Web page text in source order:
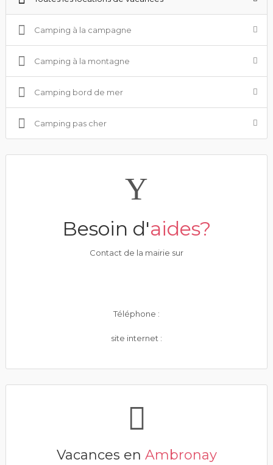
Camping à la campagne
Camping à la montagne
Camping bord de mer
Camping pas cher
Besoin d'aides?
Contact de la mairie sur
Téléphone :
site internet :
Vacances en Ambronay